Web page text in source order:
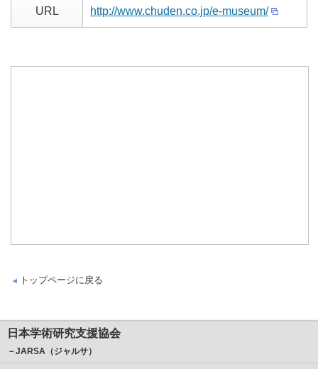
URL http://www.chuden.co.jp/e-museum/
トップページに戻る
日本学術研究支援協会
－JARSA（ジャルサ）